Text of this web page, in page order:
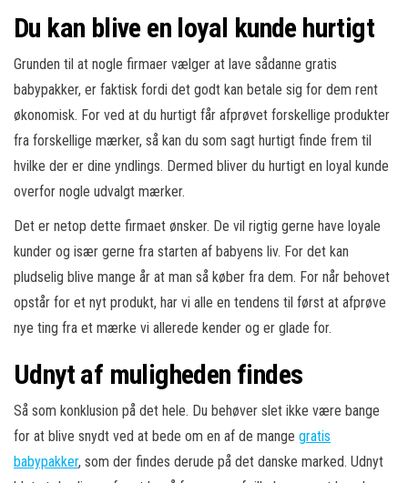
Du kan blive en loyal kunde hurtigt
Grunden til at nogle firmaer vælger at lave sådanne gratis
babypakker, er faktisk fordi det godt kan betale sig for dem rent
økonomisk. For ved at du hurtigt får afprøvet forskellige produkter
fra forskellige mærker, så kan du som sagt hurtigt finde frem til
hvilke der er dine yndlings. Dermed bliver du hurtigt en loyal kunde
overfor nogle udvalgt mærker.
Det er netop dette firmaet ønsker. De vil rigtig gerne have loyale
kunder og især gerne fra starten af babyens liv. For det kan
pludselig blive mange år at man så køber fra dem. For når behovet
opstår for et nyt produkt, har vi alle en tendens til først at afprøve
nye ting fra et mærke vi allerede kender og er glade for.
Udnyt af muligheden findes
Så som konklusion på det hele. Du behøver slet ikke være bange
for at blive snydt ved at bede om en af de mange gratis
babypakker, som der findes derude på det danske marked. Udnyt